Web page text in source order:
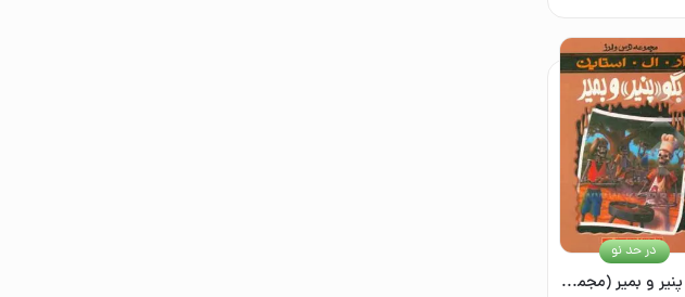
بگو پنیر و بمیر (مجموعه ترس و لرز)
در حد نو